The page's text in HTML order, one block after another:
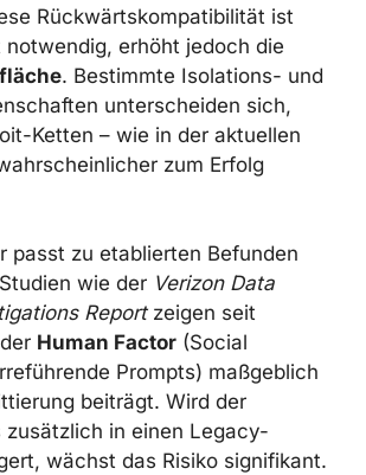
Rückwärtskompatibilität ist
erhöht jedoch die
. Bestimmte Isolations- und
unterscheiden sich,
Ketten – wie in der aktuellen
zum Erfolg
passt zu etablierten Befunden
wie der Verizon Data
Reportzeigen seit
Human Factor (Social
Prompts) maßgeblich
beiträgt. Wird der
zusätzlich in einen Legacy-
wächst das Risiko signifikant.